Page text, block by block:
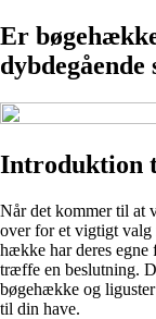
Er
Introduktion
Når det kommer til at
over for et vigtigt valg
hække har deres
træffe en beslutning.
bøgehække og
til din have.